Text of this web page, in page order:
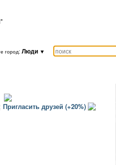
город: Люди ▼
Пригласить друзей (+20%)